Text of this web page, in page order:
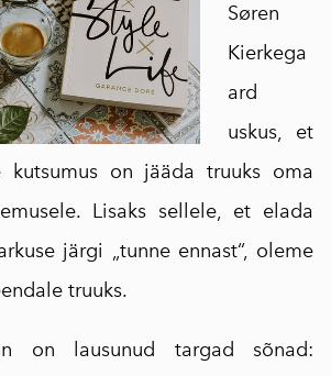
Søren
Kierkega
ard
uskus, et
kutsumus on jääda truuks oma
Lisaks sellele, et elada
järgi „tunne ennast“, oleme
truuks.
on lausunud targad sõnad: